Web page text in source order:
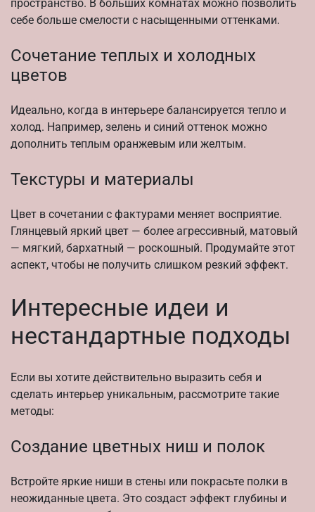
пространство. В больших комнатах можно позволить
себе больше смелости с насыщенными оттенками.
Сочетание теплых и холодных
цветов
Идеально, когда в интерьере балансируется тепло и
холод. Например, зелень и синий оттенок можно
дополнить теплым оранжевым или желтым.
Текстуры и материалы
Цвет в сочетании с фактурами меняет восприятие.
Глянцевый яркий цвет — более агрессивный, матовый
— мягкий, бархатный — роскошный. Продумайте этот
аспект, чтобы не получить слишком резкий эффект.
Интересные идеи и
нестандартные подходы
Если вы хотите действительно выразить себя и
сделать интерьер уникальным, рассмотрите такие
методы:
Создание цветных ниш и полок
Встройте яркие ниши в стены или покрасьте полки в
неожиданные цвета. Это создаст эффект глубины и